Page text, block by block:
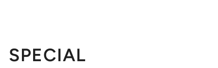
SPECIAL